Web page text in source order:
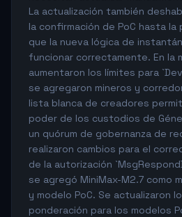
La actualización también
la confirmación de PoC hasta la
que la nueva lógica de
funcionar correctamente. En la
aumentaron los límites para
se agregaron mineros y
lista blanca de creadores
poder de los custodios de
un quórum de gobernanza de
realizaron cambios para el
de la autorización
se agregó MiniMax-M2.7 como
y modelo PoC. Se actualizaron
ponderación para los modelos